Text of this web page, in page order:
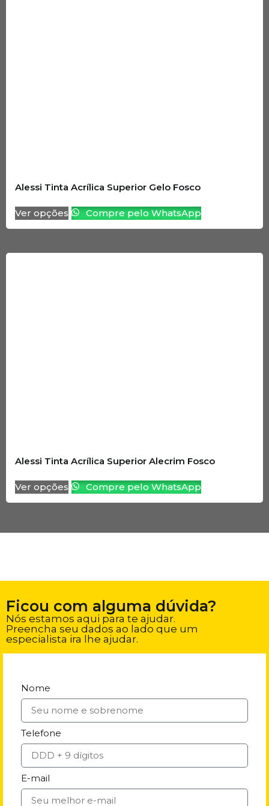
Alessi Tinta Acrílica Superior Gelo Fosco
Ver opções Compre pelo WhatsApp
Alessi Tinta Acrílica Superior Alecrim Fosco
Ver opções Compre pelo WhatsApp
Ficou com alguma dúvida?
Nós estamos aqui para te ajudar.
Preencha seu dados ao lado que um
especialista ira lhe ajudar.
Nome
Telefone
E-mail